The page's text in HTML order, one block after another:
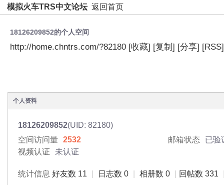
模拟火车TRS中文论坛 返回首页
18126209852的个人空间
http://home.chntrs.com/?82180 [收藏] [复制] [分享] [RSS]
个人资料
18126209852(UID: 82180)
空间访问量 2532 邮箱状态
已验
视频认证
未认证
统计信息 好友数 11 日志数 0 相册数 0 回帖数 331